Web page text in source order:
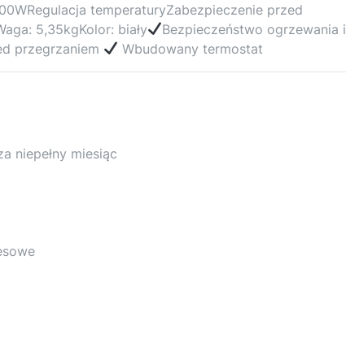
temperaturyZabezpieczenie przed
5,35kgKolor: biały
Bezpieczeństwo ogrzewania i
przegrzaniem Wbudowany termostat
niepełny miesiąc